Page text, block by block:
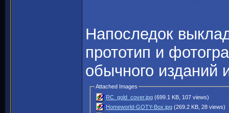
Напоследок
прототип и
обычного изданий
Attached Images
RC_gold_cover.jpg (699.1 KB, 107 views)
Homeworld-GOTY-Box.jpg (269.2 KB, 28 views)